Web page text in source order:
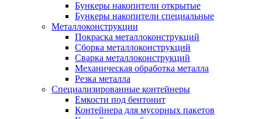
Бункеры накопители открытые
Бункеры накопители специальные
Металлоконструкции
Покраска металлоконструкций
Сборка металлоконструкций
Сварка металлоконструкций
Механическая обработка металла
Резка металла
Специализированные контейнеры
Емкости под бентонит
Контейнера для мусорных пакетов